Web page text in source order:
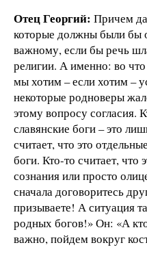
Отец Георгий: Причем
которые должны были бы
важному, если бы речь
религии. А именно: во
мы хотим – если хотим –
некоторые родноверы
этому вопросу согласия.
славянские боги – это
считает, что это
боги. Кто-то считает, что
сознания или просто
сначала договоритесь
призываете! А ситуация
родных богов!» Он: «А
важно, пойдем вокруг